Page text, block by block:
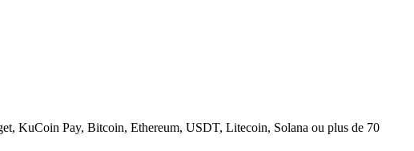
KuCoin Pay, Bitcoin, Ethereum, USDT, Litecoin, Solana ou plus de 70